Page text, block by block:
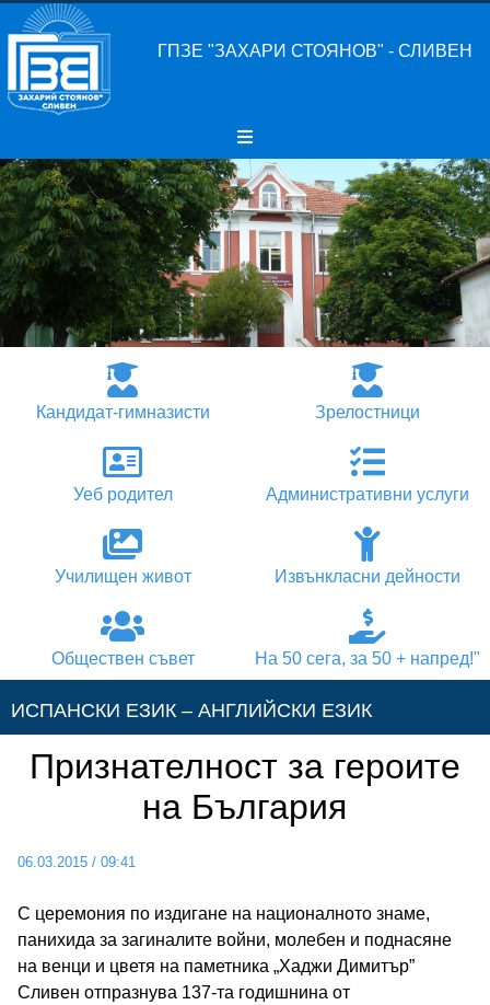
ГПЗЕ "ЗАХАРИ СТОЯНОВ" - СЛИВЕН
Кандидат-гимназисти Зрелостници
Уеб родител Административни услуги
Училищен живот Извънкласни дейности
Обществен съвет На 50 сега, за 50 + напред!"
ИСПАНСКИ ЕЗИК – АНГЛИЙСКИ ЕЗИК
АНГЛИЙСКИ ЕЗИК – ИСПАНСКИ ЕЗИК
АНГЛИЙСКИ ЕЗИК – НЕМСКИ ЕЗИК
НЕМСКИ ЕЗИК – АНГЛИЙСКИ ЕЗИК
Признателност за героите
на България
06.03.2015 /09:41
С церемония по издигане на националното знаме,
панихида за загиналите войни, молебен и поднасяне
на венци и цветя на паметника „Хаджи Димитър”
Сливен отпразнува 137-та годишнина от